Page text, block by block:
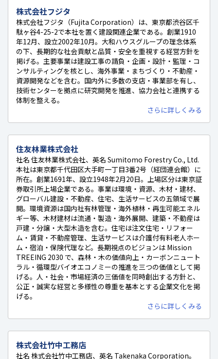
株式会社フジタ
株式会社フジタ（Fujita Corporation）は、東京都渋谷区千
駄ヶ谷4-25-2で本社を置く建設関連企業である。創業1910
年12月、設立2002年10月。大和ハウスグループの理念体系
の下、長期的な社会貢献と品質・安全を重視する経営方針を
掲げる。主要事業は建設工事の請負・企画・設計・監理・コ
ンサルティングを核とし、海外事業・まちづくり・不動産・
資源開発などを含む。国内外に多数の支店・事業部を有し、
技術センターを拠点に研究開発を推進、協力会社と連携する
体制を整える。
さらに詳しくみる
住友林業株式会社
社名 住友林業株式会社、英名 Sumitomo Forestry Co., Ltd.
本社は東京都千代田区大手町一丁目3番2号（経団連会館）に
所在。創業1691年、設立1948年2月20日。上場区分は東京証
券取引所上場企業である。事業は環境・資源、木材・建材、
グローバル建設・不動産、住宅、生活サービスの五領域で展
開。環境資源は国内社有林管理・海外植林・再生可能エネル
ギー等、木材建材は流通・製造・海外展開、建築・不動産は
戸建・分譲・大型木造を含む。住宅は注文住宅・リフォー
ム・賃貸・不動産管理、生活サービスは介護付有料老人ホー
ム・宿泊・保険代理など。長期視点のビジョンは Mission
TREEING 2030 で、森林・木の価値向上・カーボンニュート
ラル・循環型バイオエコノミーの推進を三つの価値として掲
げる。人・社会・市場経済の三価値を同時創出する方針と、
公正・誠実な経営と多様性の尊重を基本とする企業文化を掲
げる。
さらに詳しくみる
株式会社竹中工務店
社名 株式会社竹中工務店、英名 Takenaka Corporation。